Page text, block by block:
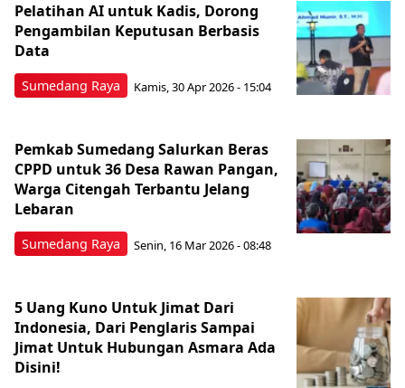
Sumedang Raya
Pelatihan AI untuk Kadis, Dorong
Pengambilan Keputusan Berbasis
Data
Kamis, 30 Apr 2026 - 15:04
Sumedang Raya
Pemkab Sumedang Salurkan Beras
CPPD untuk 36 Desa Rawan Pangan,
Warga Citengah Terbantu Jelang
Lebaran
Senin, 16 Mar 2026 - 08:48
5 Uang Kuno Untuk Jimat Dari
Indonesia, Dari Penglaris Sampai
Jimat Untuk Hubungan Asmara Ada
Disini!